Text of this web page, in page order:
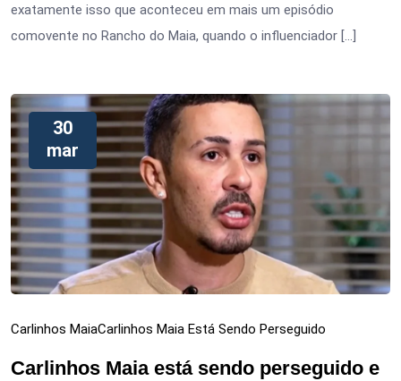
exatamente isso que aconteceu em mais um episódio
comovente no Rancho do Maia, quando o influenciador […]
30
mar
Carlinhos MaiaCarlinhos Maia Está Sendo Perseguido
Carlinhos Maia está sendo perseguido e